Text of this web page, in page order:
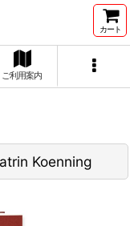
カート
ご利用案内
Koenning